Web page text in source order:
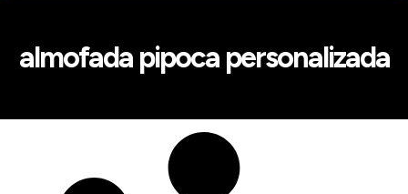
almofada pipoca personalizada